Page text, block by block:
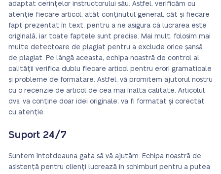
adaptat cerințelor instructorului său. Astfel, verificăm cu
atenție fiecare articol, atât conținutul general, cât și fiecare
fapt prezentat în text, pentru a ne asigura că lucrarea este
originală, iar toate faptele sunt precise. Mai mult, folosim mai
multe detectoare de plagiat pentru a exclude orice șansă
de plagiat. Pe lângă aceasta, echipa noastră de control al
calității verifica dublu fiecare articol pentru erori gramaticale
și probleme de formatare. Astfel, vă promitem ajutorul nostru
cu o recenzie de articol de cea mai înaltă calitate. Articolul
dvs. va conține doar idei originale; va fi formatat și corectat
cu atenție.
Suport 24/7
Suntem întotdeauna gata să vă ajutăm. Echipa noastră de
asistență pentru clienți lucrează în schimburi pentru a putea